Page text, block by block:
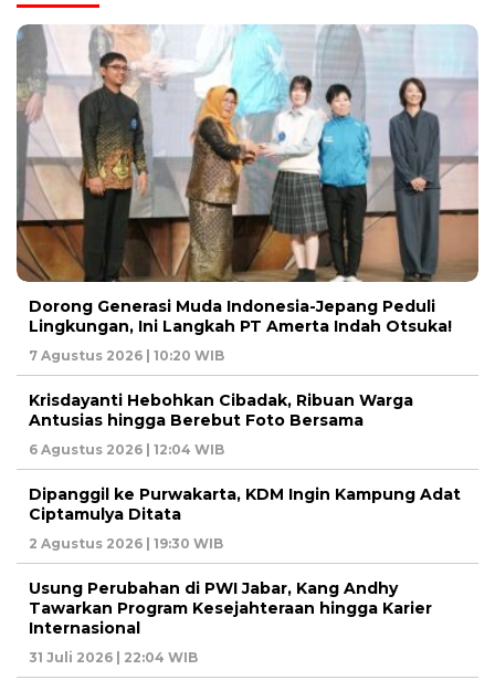
Dorong Generasi Muda Indonesia-Jepang Peduli
Lingkungan, Ini Langkah PT Amerta Indah Otsuka!
7 Agustus 2026 | 10:20 WIB
Krisdayanti Hebohkan Cibadak, Ribuan Warga
Antusias hingga Berebut Foto Bersama
6 Agustus 2026 | 12:04 WIB
Dipanggil ke Purwakarta, KDM Ingin Kampung Adat
Ciptamulya Ditata
2 Agustus 2026 | 19:30 WIB
Usung Perubahan di PWI Jabar, Kang Andhy
Tawarkan Program Kesejahteraan hingga Karier
Internasional
31 Juli 2026 | 22:04 WIB